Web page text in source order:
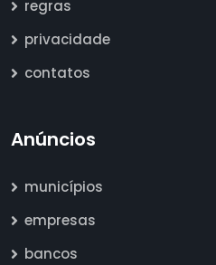
regras
privacidade
contatos
Anúncios
municípios
empresas
bancos